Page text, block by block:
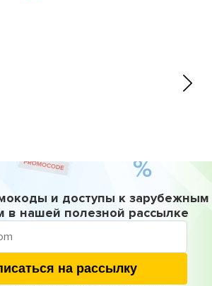
и доступы к зарубежным
в нашей полезной рассылке
на рассылку